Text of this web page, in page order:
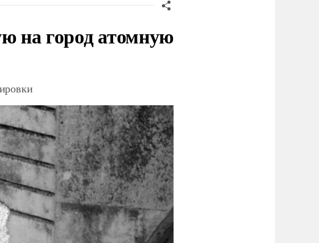
на город атомную